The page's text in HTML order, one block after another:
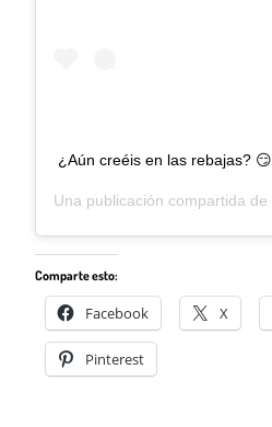
¿Aún creéis en las rebajas? 😏
Una publicación compartida de
Comparte esto:
Facebook X
Pinterest